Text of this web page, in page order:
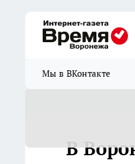
Мы в ВКонтакте
В